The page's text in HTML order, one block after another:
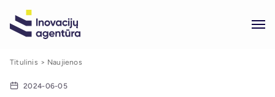
Titulinis Naujienos
2024-06-05